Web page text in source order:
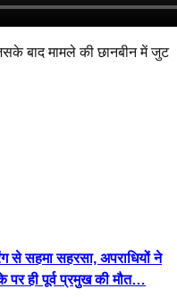
बाद मामले की छानबीन में जुट
से सहमा सहरसा, अपराधियों ने
पर ही पूर्व प्रमुख की मौत…